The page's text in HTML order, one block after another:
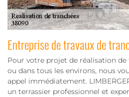
Entreprise de travaux de
Pour votre projet de réalisation
ou dans tous les environs, nous
appel immédiatement.
un terrassier professionnel et